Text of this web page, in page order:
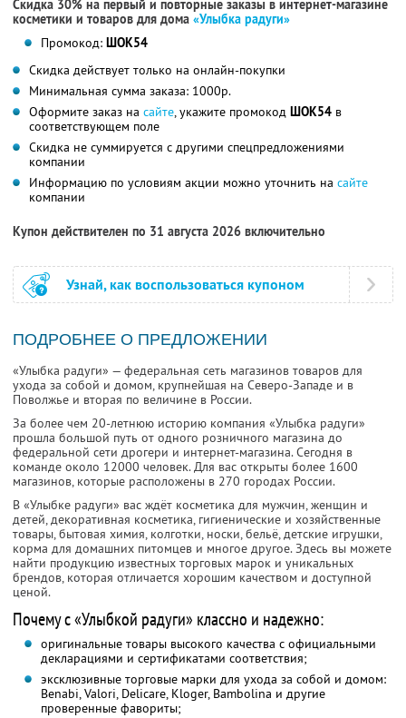
Скидка 30% на первый и повторные заказы в интернет-магазине
косметики и товаров для дома «Улыбка радуги»
Промокод: ШОК54
Скидка действует только на онлайн-покупки
Минимальная сумма заказа: 1000р.
Оформите заказ на сайте, укажите промокод ШОК54 в
соответствующем поле
Скидка не суммируется с другими спецпредложениями
компании
Информацию по условиям акции можно уточнить на сайте
компании
Купон действителен по 31 августа 2026 включительно
Узнай, как воспользоваться купоном
ПОДРОБНЕЕ О ПРЕДЛОЖЕНИИ
«Улыбка радуги» — федеральная сеть магазинов товаров для
ухода за собой и домом, крупнейшая на Северо-Западе и в
Поволжье и вторая по величине в России.
За более чем 20-летнюю историю компания «Улыбка радуги»
прошла большой путь от одного розничного магазина до
федеральной сети дрогери и интернет-магазина. Сегодня в
команде около 12000 человек. Для вас открыты более 1600
магазинов, которые расположены в 270 городах России.
В «Улыбке радуги» вас ждёт косметика для мужчин, женщин и
детей, декоративная косметика, гигиенические и хозяйственные
товары, бытовая химия, колготки, носки, бельё, детские игрушки,
корма для домашних питомцев и многое другое. Здесь вы можете
найти продукцию известных торговых марок и уникальных
брендов, которая отличается хорошим качеством и доступной
ценой.
Почему с «Улыбкой радуги» классно и надежно:
оригинальные товары высокого качества с официальными
декларациями и сертификатами соответствия;
эксклюзивные торговые марки для ухода за собой и домом:
Benabi, Valori, Delicare, Kloger, Bambolina и другие
проверенные фавориты;